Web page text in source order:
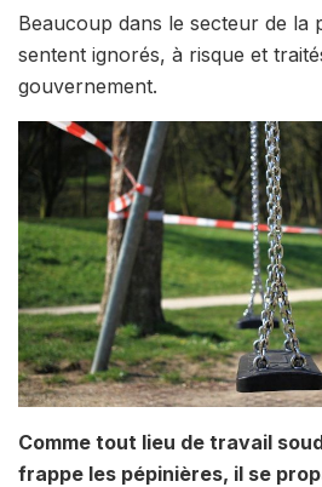
Beaucoup dans le secteur de la
sentent ignorés, à risque et
gouvernement.
Comme tout lieu de travail
frappe les pépinières, il se